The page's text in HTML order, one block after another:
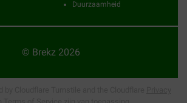
Duurzaamheid
© Brekz 2026